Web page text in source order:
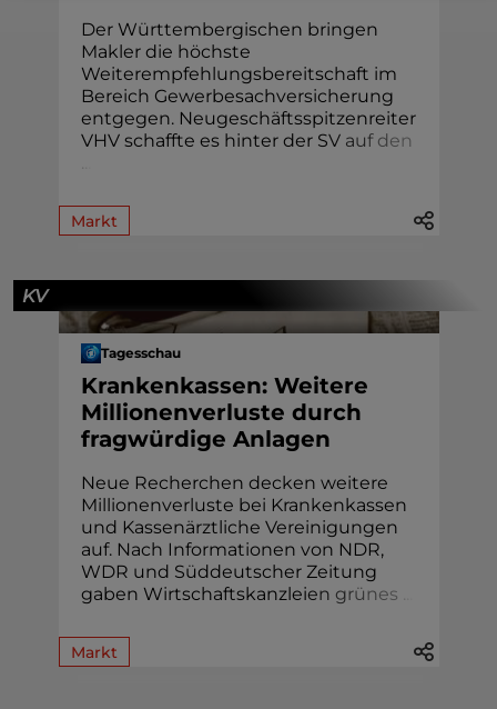
Der Württembergischen bringen
Makler die höchste
Weiterempfehlungsbereitschaft im
Bereich Gewerbesachversicherung
entgegen. Neugeschäftsspitzenreiter
VHV schaffte es hinter der SV auf den
Markt
KV
Tagesschau
Krankenkassen: Weitere
Millionenverluste durch
fragwürdige Anlagen
Neue Recherchen decken weitere
Millionenverluste bei Krankenkassen
und Kassenärztliche Vereinigungen
auf. Nach Informationen von NDR,
WDR und Süddeutscher Zeitung
gaben Wirtschaftskanzleien grünes
Markt